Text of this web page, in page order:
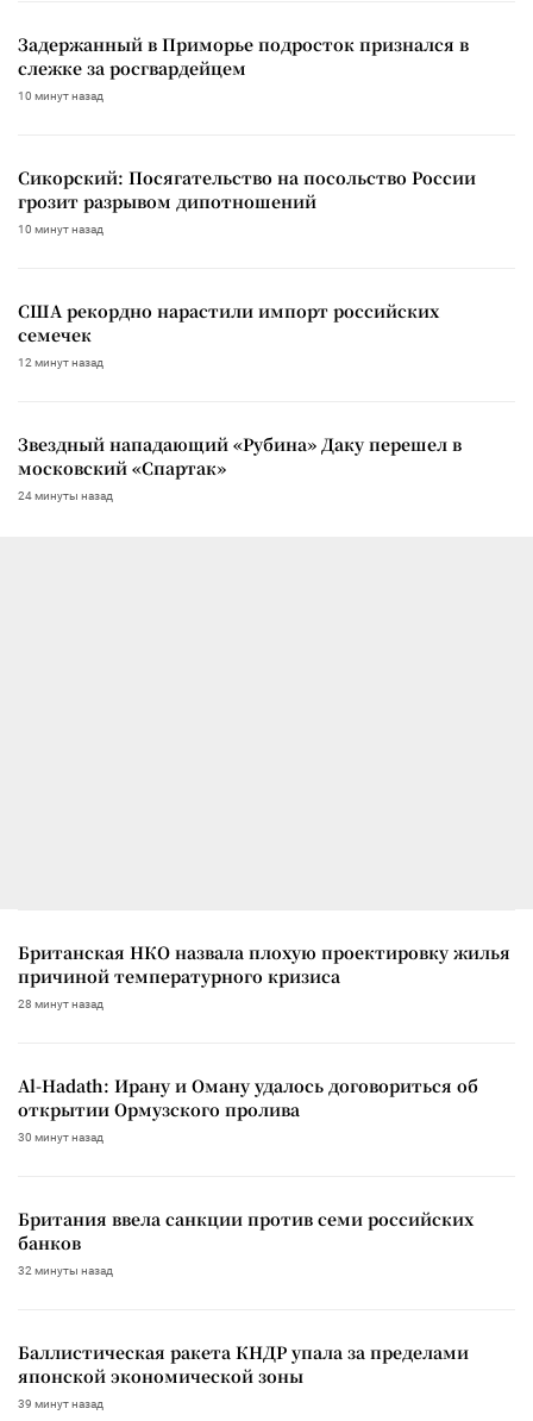
Задержанный в Приморье подросток признался в
слежке за росгвардейцем
10 минут назад
Сикорский: Посягательство на посольство России
грозит разрывом дипотношений
10 минут назад
США рекордно нарастили импорт российских
семечек
12 минут назад
Звездный нападающий «Рубина» Даку перешел в
московский «Спартак»
24 минуты назад
Британская НКО назвала плохую проектировку жилья
причиной температурного кризиса
28 минут назад
Al-Hadath: Ирану и Оману удалось договориться об
открытии Ормузского пролива
30 минут назад
Британия ввела санкции против семи российских
банков
32 минуты назад
Баллистическая ракета КНДР упала за пределами
японской экономической зоны
39 минут назад